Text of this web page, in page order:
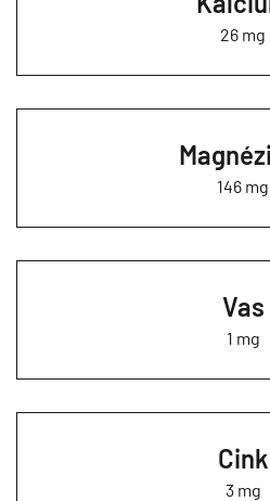
26 mg
146 mg
Vas
1 mg
Cink
3 mg